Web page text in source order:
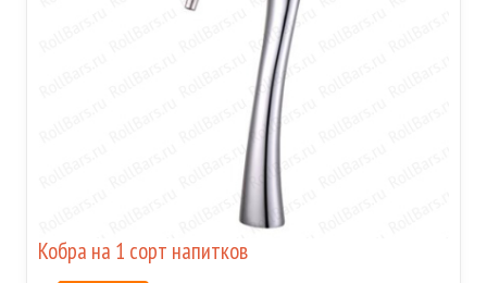
Кобра на 1 сорт напитков